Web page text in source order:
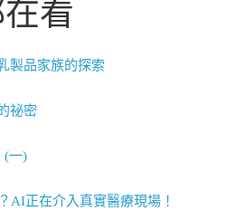
看
製品家族的探索
祕密
(一)
AI正在介入真實醫療現場！